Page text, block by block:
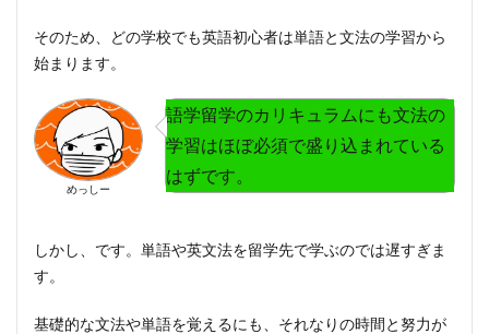
そのため、どの学校でも英語初心者は単語と文法の学習から
始まります。
めっしー
語学留学のカリキュラムにも文法の
学習はほぼ必須で盛り込まれている
はずです。
しかし、です。 単語や英文法を留学先で学ぶのでは遅すぎま
す。
基礎的な文法や単語を覚えるにも、それなりの時間と努力が